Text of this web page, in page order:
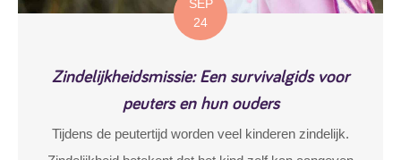
SEP
24
Zindelijkheidsmissie: Een survivalgids voor
peuters en hun ouders
Tijdens de peutertijd worden veel kinderen zindelijk.